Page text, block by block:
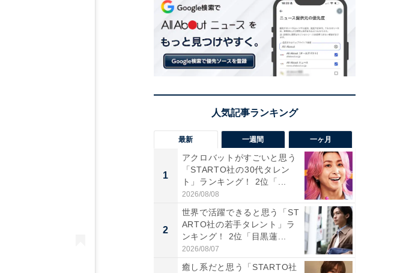
最新 一週間 一ヶ月
1
アクロバットがすごいと思う
「STARTO社の30代タレン
ト」ランキング！ 2位「...
2026/08/08
2
世界で活躍できると思う「ST
ARTO社の若手タレント」ラ
ンキング！ 2位「目黒蓮...
2026/08/07
癒し系だと思う「STARTO社